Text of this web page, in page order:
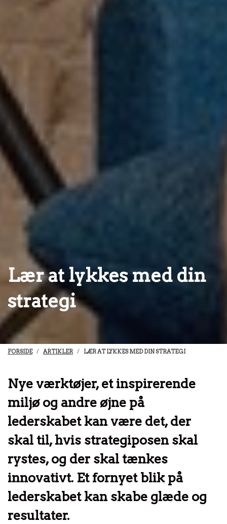
Lær at lykkes med din
strategi
FORSIDE ARTIKLER LÆR AT LYKKES MED DIN STRATEGI
Nye værktøjer, et inspirerende
miljø og andre øjne på
lederskabet kan være det, der
skal til, hvis strategiposen skal
rystes, og der skal tænkes
innovativt. Et fornyet blik på
lederskabet kan skabe glæde og
resultater.